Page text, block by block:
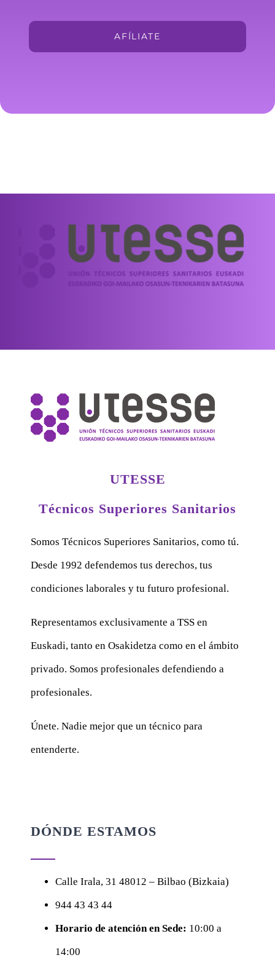
AFÍLIATE
UTESSE
Técnicos Superiores Sanitarios
Somos Técnicos Superiores Sanitarios, como tú.
Desde 1992 defendemos tus derechos, tus
condiciones laborales y tu futuro profesional.
Representamos exclusivamente a TSS en
Euskadi, tanto en Osakidetza como en el ámbito
privado. Somos profesionales defendiendo a
profesionales.
Únete. Nadie mejor que un técnico para
entenderte.
DÓNDE ESTAMOS
Calle Irala, 31 48012 – Bilbao (Bizkaia)
944 43 43 44
Horario de atención en Sede: 10:00 a
14:00